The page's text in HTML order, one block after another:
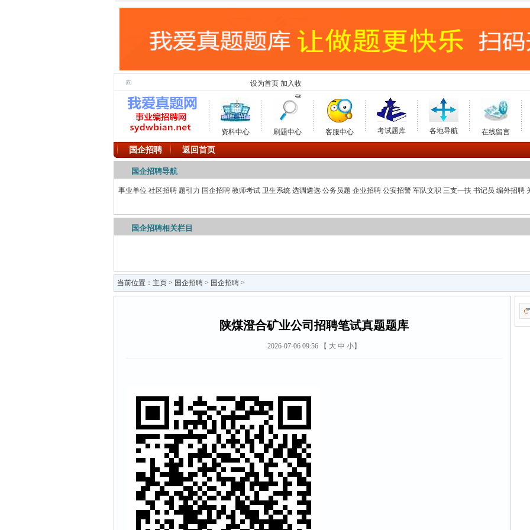
设为首页 加入收
藏
资料中心 刷题中心 客服中心 考试题库 各地导航 在线留言
国企招聘 返回首页
国企招聘导航
事业单位 社区招聘 题引力 国企招聘 教师考试 卫生系统 选调遴选 公务员题 企业招聘 公安招警 军队文职 三支一扶 书记员 编外招聘
国企招聘相关栏目
当前位置： 主页 > 国企招聘 > 国企招聘 >
陕煤澄合矿业公司招聘笔试真题题库
2026-07-06 09:56 【 大 中 小】